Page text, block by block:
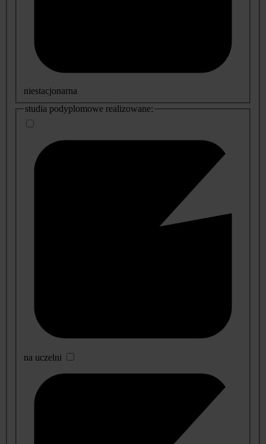
niestacjonarna
studia podyplomowe realizowane:
na uczelni